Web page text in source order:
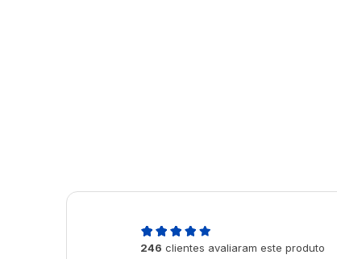
246 clientes avaliaram este produto